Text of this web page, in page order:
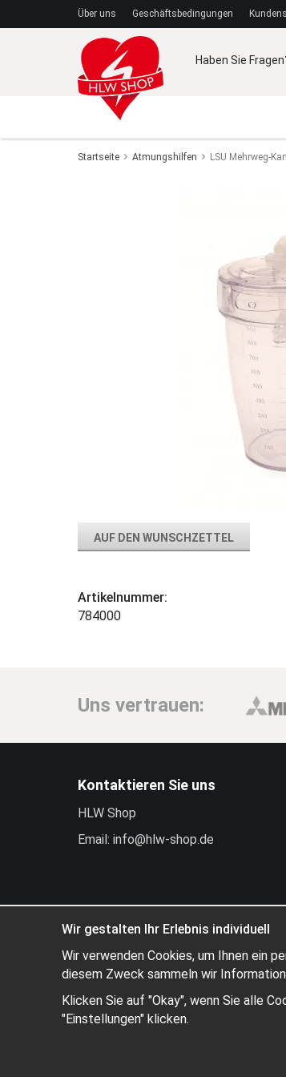
Über uns Geschäftsbedingungen
Haben Sie
Startseite Atmungshilfen LSU Mehrweg-
AUF DEN WUNSCHZETTEL
Artikelnummer:
784000
Uns vertrauen:
Kontaktieren Sie uns
HLW Shop
Email: info@hlw-shop.de
Wir gestalten Ihr Erlebnis individuell
Wir verwenden Cookies, um Ihnen ein
diesem Zweck sammeln wir
Klicken Sie auf "Okay", wenn Sie alle
"Einstellungen" klicken.